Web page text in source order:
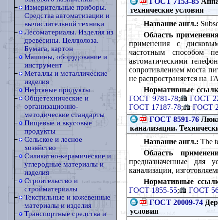
Измерительные приборы.
Средства автоматизации и
вычислительной техники
Лесоматериалы. Изделия из
древесины. Целлюлоза.
Бумага, картон
Машины, оборудование и
инструмент
Металлы и металлические
изделия
Нефтяные продукты
Общетехнические и
организационно-
методические стандарты
Пищевые и вкусовые
продукты
Сельское и лесное
хозяйство
Силикатно-керамические и
углеродные материалы и
изделия
Строительство и
стройматериалы
Текстильные и кожевенные
материалы и изделия
Транспортные средства и
технические условия
Название англ.:
Область
применения с
частотным способом
автоматическими
сопротивлением моста
не распространяется на
Нормативные
ГОСТ 9781-78;
ГОСТ
ГОСТ 17187-78;
ГОСТ
ГОСТ 8591-76
канализации.
Название англ.: The
Область
предназначенные для
канализации,
Нормативные
ГОСТ 1855-55;
ГОСТ
ГОСТ 20009-74
условия